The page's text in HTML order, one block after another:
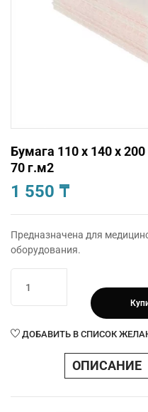
Бумага 110 х 140 х
70 г.м2
1 550 ₸
Предназначена для
оборудования.
товара
Бумага
х
ДОБАВИТЬ В СПИСОК
ОПИСАНИЕ